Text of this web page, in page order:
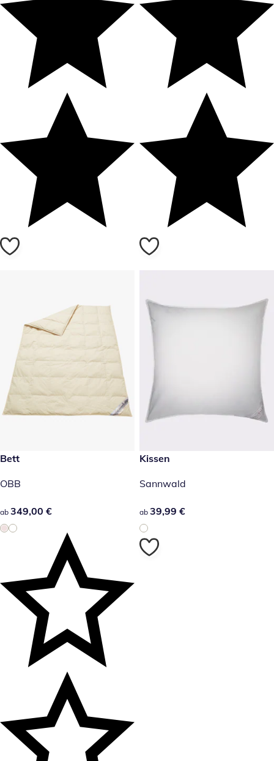
349,00 €
Bett
OBB
349,00 €
ab 349,00 €
39,99 €
Kissen
Sannwald
39,99 €
ab 39,99 €